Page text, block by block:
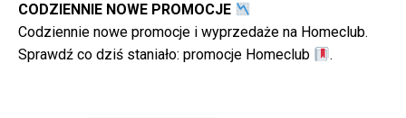
CODZIENNIE NOWE PROMOCJE
Codziennie nowe promocje i wyprzedaże na Homeclub.
Sprawdź co dziś staniało: promocje Homeclub .